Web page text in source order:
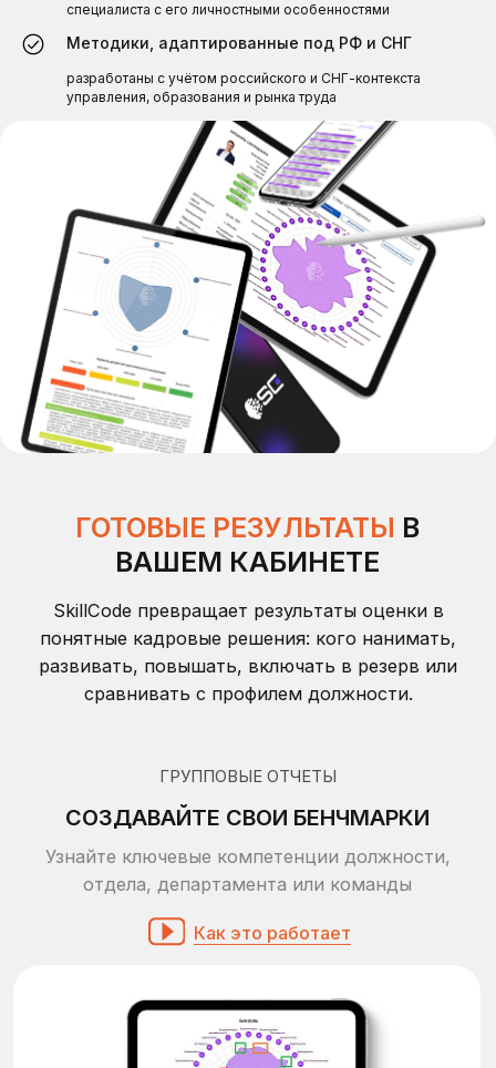
специалиста с его личностными особенностями
Методики, адаптированные под РФ и СНГ
разработаны с учётом российского и СНГ-контекста
управления, образования и рынка труда
Определите, какие навыки развивать
сотрудникам
Сформируйте кадровый резерв
Как это работает
ОТСЛЕЖИВАЙТЕ
Проводите повторную оценку сотрудников после
ротации или программы обучения, а также
контролируйте их эмоциональное состояние
МОНИТОРИНГ ИЗМЕНЕНИЯ НАВЫКОВ
ВЫБИРАЙТЕ ЛУЧШИХ
РЕЙТИНГОВАНИЕ